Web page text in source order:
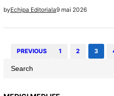
esențială.
byEchipa Editoriala9 mai 2026
PREVIOUS 1 2 3
a